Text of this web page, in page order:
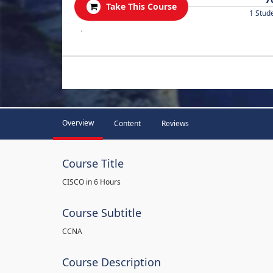
Take This Course
1
.
Overview Content Reviews
Course Title
CISCO in 6 Hours
Course Subtitle
CCNA
Course Description